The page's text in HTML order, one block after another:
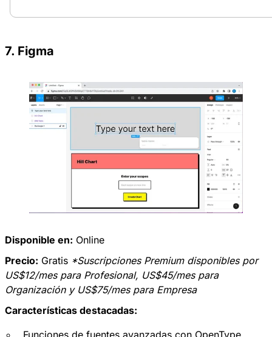
7. Figma
Disponible en: Online
Precio: Gratis *Suscripciones Premium disponibles por
US$12/mes para Profesional, US$45/mes para
Organización y US$75/mes para Empresa
Características destacadas:
Funciones de fuentes avanzadas con OpenType